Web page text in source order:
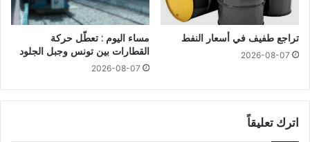
تراجع طفيف في أسعار النفط
2026-08-07
مساء اليوم : تعطّل حركة
القطارات بين تونس وجبل الجلود
2026-08-07
اترك تعليقاً